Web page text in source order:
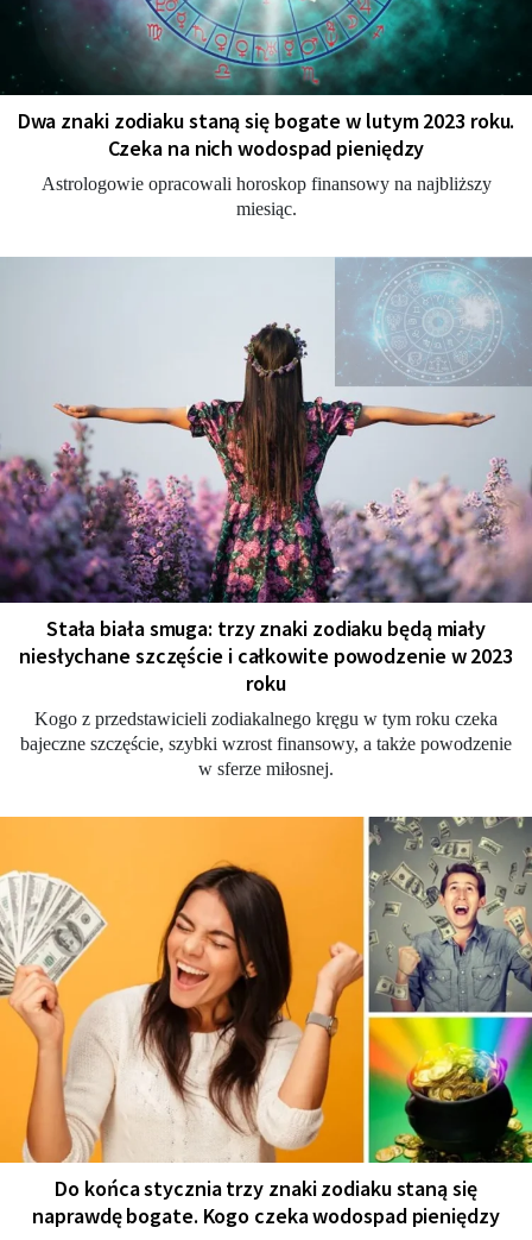
Dwa znaki zodiaku staną się bogate w lutym 2023 roku.
Czeka na nich wodospad pieniędzy
Astrologowie opracowali horoskop finansowy na najbliższy
miesiąc.
Stała biała smuga: trzy znaki zodiaku będą miały
niesłychane szczęście i całkowite powodzenie w 2023
roku
Kogo z przedstawicieli zodiakalnego kręgu w tym roku czeka
bajeczne szczęście, szybki wzrost finansowy, a także powodzenie
w sferze miłosnej.
Do końca stycznia trzy znaki zodiaku staną się
naprawdę bogate. Kogo czeka wodospad pieniędzy